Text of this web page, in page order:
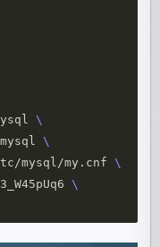
\
\
mysql/my.cnf \
\